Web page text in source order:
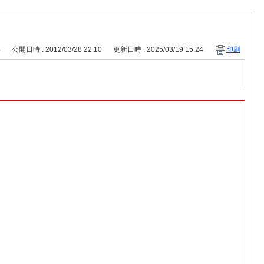
公開日時 : 2012/03/28 22:10 更新日時 : 2025/03/19 15:24 印刷